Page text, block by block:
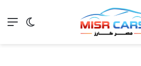
الوضع